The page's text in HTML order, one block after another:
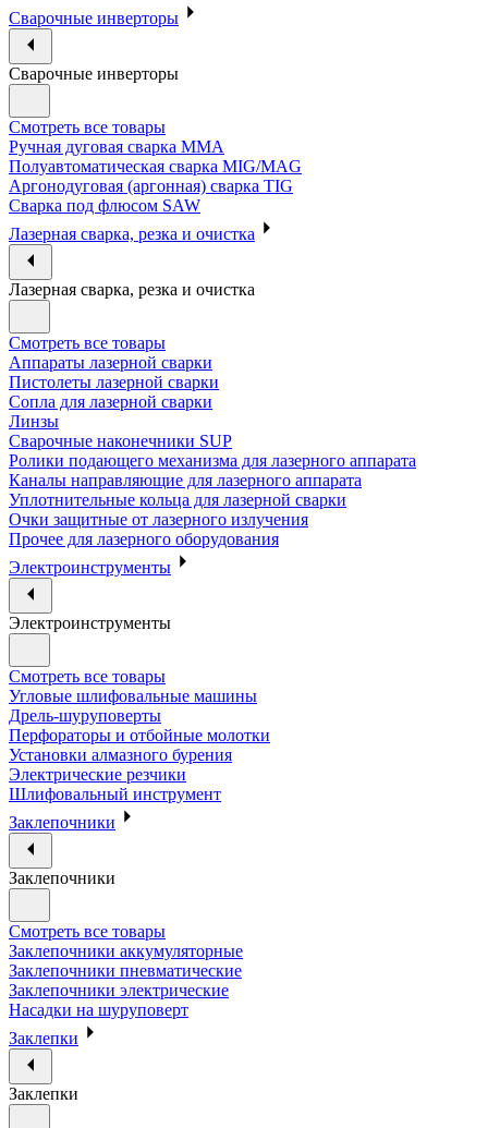
Сварочные инверторы
Сварочные инверторы
Смотреть все товары
Ручная дуговая сварка MMA
Полуавтоматическая сварка MIG/MAG
Аргонодуговая (аргонная) сварка TIG
Сварка под флюсом SAW
Лазерная сварка, резка и очистка
Лазерная сварка, резка и очистка
Смотреть все товары
Аппараты лазерной сварки
Пистолеты лазерной сварки
Сопла для лазерной сварки
Линзы
Сварочные наконечники SUP
Ролики подающего механизма для лазерного аппарата
Каналы направляющие для лазерного аппарата
Уплотнительные кольца для лазерной сварки
Очки защитные от лазерного излучения
Прочее для лазерного оборудования
Электроинструменты
Электроинструменты
Смотреть все товары
Угловые шлифовальные машины
Дрель-шуруповерты
Перфораторы и отбойные молотки
Установки алмазного бурения
Электрические резчики
Шлифовальный инструмент
Заклепочники
Заклепочники
Смотреть все товары
Заклепочники аккумуляторные
Заклепочники пневматические
Заклепочники электрические
Насадки на шуруповерт
Заклепки
Заклепки